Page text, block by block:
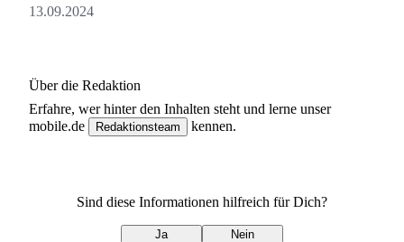
13.09.2024
Über die Redaktion
Erfahre, werhinter den Inhalten steht und lerne unser
mobile.de
Redaktionsteam kennen.
Sind diese Informationen hilfreich für Dich?
Ja Nein